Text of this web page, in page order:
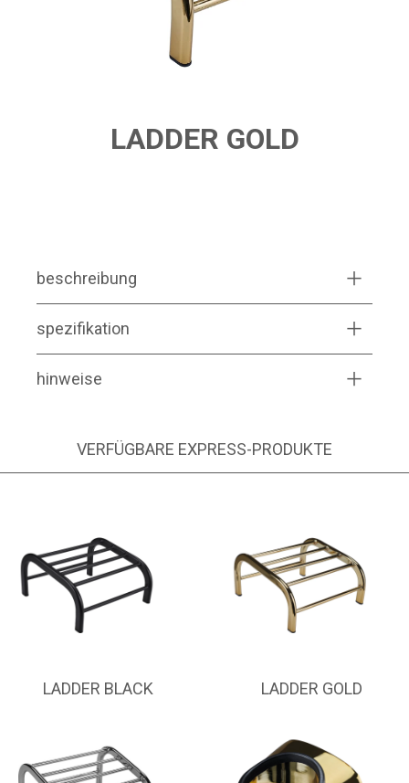
LADDER GOLD
beschreibung
spezifikation
hinweise
VERFÜGBARE EXPRESS-PRODUKTE
LADDER BLACK LADDER GOLD